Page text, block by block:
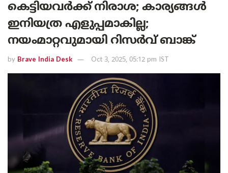
കെട്ടിയവർക്ക് നിരാശ; കാര്യങ്ങൾ
ഇനിയത്ര എളുപ്പമാകില്ല;
നയംമാറ്റവുമായി റിസർവ് ബാങ്ക്
by Brave India Desk Oct 3, 2025, 05:12 pm IST